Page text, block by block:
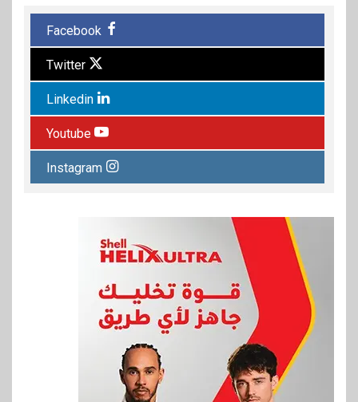
Facebook
Twitter
Linkedin
Youtube
Instagram